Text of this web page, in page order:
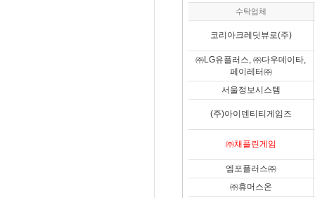
수탁업체
코리아크레딧뷰로(주)
㈜LG유플러스, ㈜다우데이타,
페이레터㈜
서울정보시스템
(주)아이덴티티게임즈
㈜채플린게임
엠포플러스㈜
㈜휴머스온